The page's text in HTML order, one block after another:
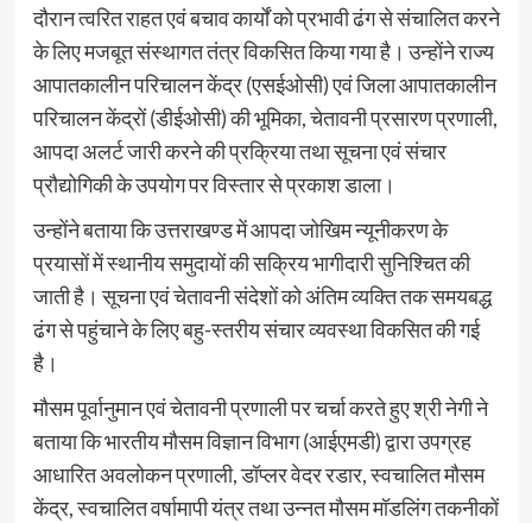
दौरान त्वरित राहत एवं बचाव कार्यों को प्रभावी ढंग से संचालित करने
के लिए मजबूत संस्थागत तंत्र विकसित किया गया है। उन्होंने राज्य
आपातकालीन परिचालन केंद्र (एसईओसी) एवं जिला आपातकालीन
परिचालन केंद्रों (डीईओसी) की भूमिका, चेतावनी प्रसारण प्रणाली,
आपदा अलर्ट जारी करने की प्रक्रिया तथा सूचना एवं संचार
प्रौद्योगिकी के उपयोग पर विस्तार से प्रकाश डाला।
उन्होंने बताया कि उत्तराखण्ड में आपदा जोखिम न्यूनीकरण के
प्रयासों में स्थानीय समुदायों की सक्रिय भागीदारी सुनिश्चित की
जाती है। सूचना एवं चेतावनी संदेशों को अंतिम व्यक्ति तक समयबद्ध
ढंग से पहुंचाने के लिए बहु-स्तरीय संचार व्यवस्था विकसित की गई
है।
मौसम पूर्वानुमान एवं चेतावनी प्रणाली पर चर्चा करते हुए श्री नेगी ने
बताया कि भारतीय मौसम विज्ञान विभाग (आईएमडी) द्वारा उपग्रह
आधारित अवलोकन प्रणाली, डॉप्लर वेदर रडार, स्वचालित मौसम
केंद्र, स्वचालित वर्षामापी यंत्र तथा उन्नत मौसम मॉडलिंग तकनीकों